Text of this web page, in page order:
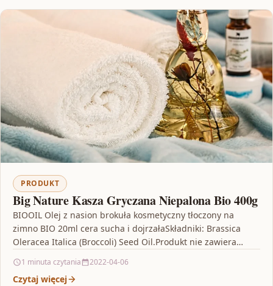
PRODUKT
Big Nature Kasza Gryczana Niepalona Bio 400g
BIOOIL Olej z nasion brokuła kosmetyczny tłoczony na
zimno BIO 20ml cera sucha i dojrzałaSkładniki: Brassica
Oleracea Italica (Broccoli) Seed Oil.Produkt nie zawiera
1 minuta czytania 2022-04-06
Czytaj więcej